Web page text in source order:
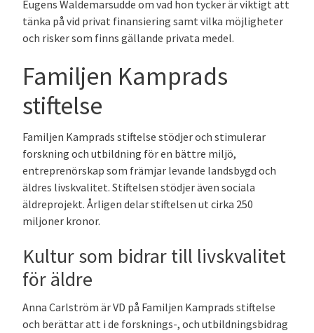
Eugens Waldemarsudde om vad hon tycker är viktigt att
tänka på vid privat finansiering samt vilka möjligheter
och risker som finns gällande privata medel.
Familjen Kamprads
stiftelse
Familjen Kamprads stiftelse stödjer och stimulerar
forskning och utbildning för en bättre miljö,
entreprenörskap som främjar levande landsbygd och
äldres livskvalitet. Stiftelsen stödjer även sociala
äldreprojekt. Årligen delar stiftelsen ut cirka 250
miljoner kronor.
Kultur som bidrar till livskvalitet
för äldre
Anna Carlström är VD på Familjen Kamprads stiftelse
och berättar att i de forsknings-, och utbildningsbidrag